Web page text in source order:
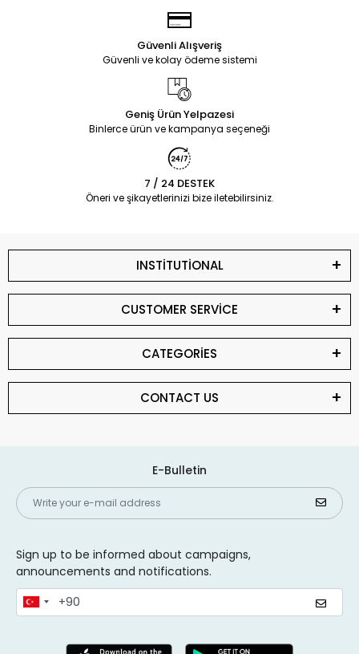
Güvenli Alışveriş
Güvenli ve kolay ödeme sistemi
Geniş Ürün Yelpazesi
Binlerce ürün ve kampanya seçeneği
7 / 24 DESTEK
Öneri ve şikayetlerinizi bize iletebilirsiniz.
INSTİTUTİONAL
CUSTOMER SERVİCE
CATEGORİES
CONTACT US
E-Bulletin
Sign up to be informed about campaigns,
announcements and notifications.